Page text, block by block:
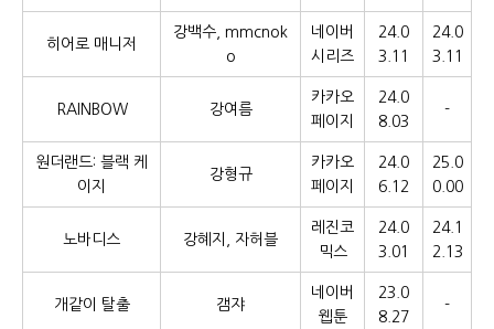
히어로 매니저
강백수, mmcnok
o
네이버
시리즈
24.0
3.11
24.0
3.11
RAINBOW 강여름
카카오
페이지
24.0
8.03
-
원더랜드: 블랙 케
이지
강형규
카카오
페이지
24.0
6.12
25.0
0.00
노바디스 강혜지, 자허블
레진코
믹스
24.0
3.01
24.1
2.13
개같이 탈출 갬쟈
네이버
웹툰
23.0
8.27
-